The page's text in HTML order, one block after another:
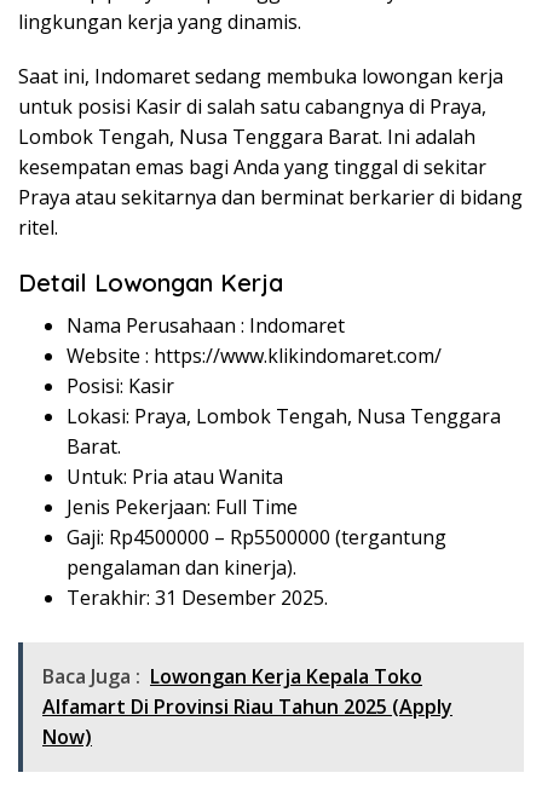
lingkungan kerja yang dinamis.
Saat ini, Indomaret sedang membuka lowongan kerja
untuk posisi Kasir di salah satu cabangnya di Praya,
Lombok Tengah, Nusa Tenggara Barat. Ini adalah
kesempatan emas bagi Anda yang tinggal di sekitar
Praya atau sekitarnya dan berminat berkarier di bidang
ritel.
Detail Lowongan Kerja
Nama Perusahaan : Indomaret
Website : https://www.klikindomaret.com/
Posisi: Kasir
Lokasi: Praya, Lombok Tengah, Nusa Tenggara
Barat.
Untuk: Pria atau Wanita
Jenis Pekerjaan: Full Time
Gaji: Rp4500000 – Rp5500000 (tergantung
pengalaman dan kinerja).
Terakhir: 31 Desember 2025.
Baca Juga : Lowongan Kerja Kepala Toko
Alfamart Di Provinsi Riau Tahun 2025 (Apply
Now)